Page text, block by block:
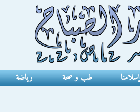
إسلامنا طب و صحة رياضة